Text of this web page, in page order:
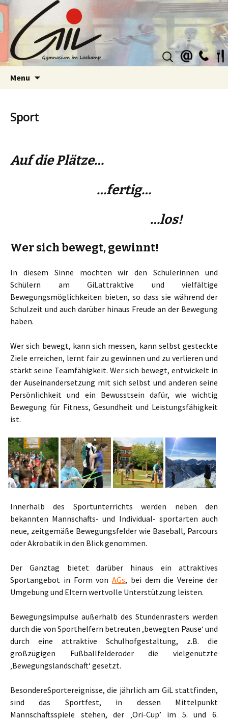
Suchen
nach:
Menu
Sport
Auf die Plätze…
…fertig…
…los!
Wer sich bewegt, gewinnt!
In diesem Sinne möchten wir den Schülerinnen und
Schülern am GiLattraktive und vielfältige
Bewegungsmöglichkeiten bieten, so dass sie während der
Schulzeit und auch darüber hinaus Freude an der Bewegung
haben.
Wer sich bewegt, kann sich messen, kann selbst gesteckte
Ziele erreichen, lernt fair zu gewinnen und zu verlieren und
stärkt seine Teamfähigkeit. Wer sich bewegt, entwickelt in
der Auseinandersetzung mit sich selbst und anderen seine
Persönlichkeit und ein Bewusstsein dafür, wie wichtig
Bewegung für Fitness, Gesundheit und Leistungsfähigkeit
ist.
Innerhalb des Sportunterrichts werden neben den
bekannten Mannschafts- und Individual- sportarten auch
neue, zeitgemäße Bewegungsfelder wie Baseball, Parcours
oder Akrobatik in den Blick genommen.
Der Ganztag bietet darüber hinaus ein attraktives
Sportangebot in Form vonAGs, bei dem die Vereine der
Umgebung und Eltern wertvolle Unterstützung leisten.
Bewegungsimpulse außerhalb des Stundenrasters werden
durch die von Sporthelfern betreuten ‚bewegten Pause‘ und
durch eine attraktive Schulhofgestaltung, z.B. die
großzügigen Fußballfelderoder die vielgenutzte
‚Bewegungslandschaft‘ gesetzt.
BesondereSportereignisse, die jährlich am GiL stattfinden,
sind das Sportfest, in dessen Mittelpunkt
Mannschaftsspiele stehen, der ‚Ori-Cup’ im 5. und 6.